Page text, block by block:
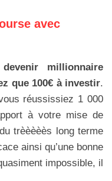
avec
millionnaire
que 100€ à investir.
réussissiez 1 000
à votre mise de
trèèèèès long terme
ainsi qu’une bonne
impossible, il